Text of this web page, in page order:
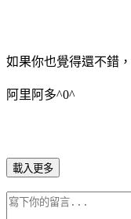
如果你也覺得還不錯，
阿里阿多^0^
載入更多